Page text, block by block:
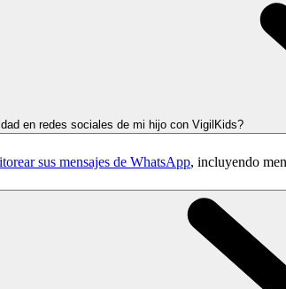
en redes sociales de mi hijo con VigilKids?
sus mensajes de WhatsApp, incluyendo